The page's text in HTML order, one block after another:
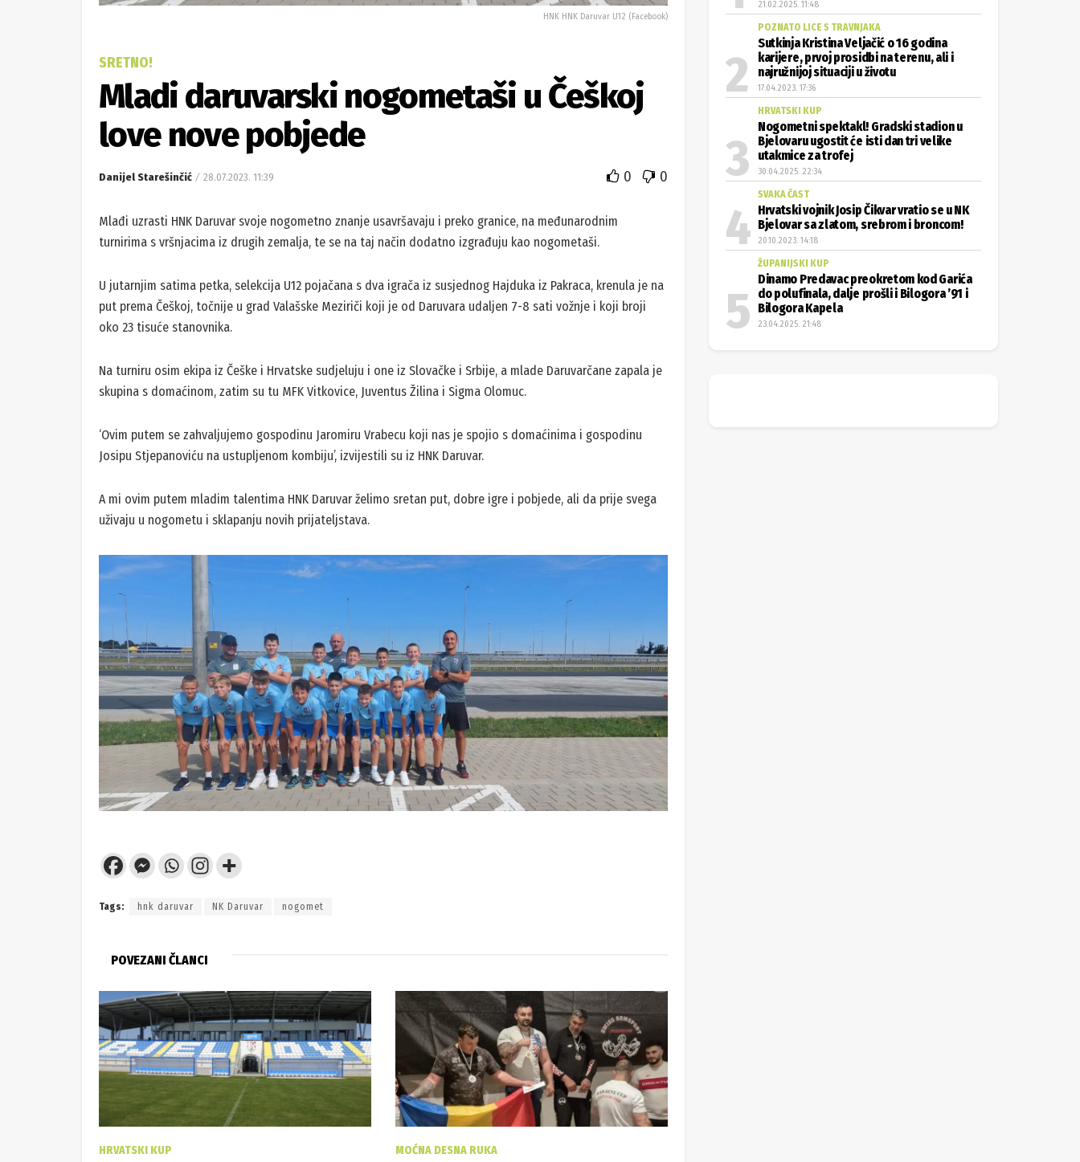
HNK HNK Daruvar U12 (Facebook)
SRETNO!
Mladi daruvarski nogometaši u Češkoj
love nove pobjede
Danijel Starešinčić 28.07.2023. 11:39 0 0
Mlađi uzrasti HNK Daruvar svoje nogometno znanje usavršavaju i preko granice, na međunarodnim
turnirima s vršnjacima iz drugih zemalja, te se na taj način dodatno izgrađuju kao nogometaši.
U jutarnjim satima petka, selekcija U12 pojačana s dva igrača iz susjednog Hajduka iz Pakraca, krenula je na
put prema Češkoj, točnije u grad Valašske Meziriči koji je od Daruvara udaljen 7-8 sati vožnje i koji broji
oko 23 tisuće stanovnika.
Na turniru osim ekipa iz Češke i Hrvatske sudjeluju i one iz Slovačke i Srbije, a mlade Daruvarčane zapala je
skupina s domaćinom, zatim su tu MFK Vitkovice, Juventus Žilina i Sigma Olomuc.
‘Ovim putem se zahvaljujemo gospodinu Jaromiru Vrabecu koji nas je spojio s domaćinima i gospodinu
Josipu Stjepanoviću na ustupljenom kombiju’, izvijestili su iz HNK Daruvar.
A mi ovim putem mladim talentima HNK Daruvar želimo sretan put, dobre igre i pobjede, ali da prije svega
uživaju u nogometu i sklapanju novih prijateljstava.
Tags: hnk daruvar NK Daruvar nogomet
POVEZANI ČLANCI
HRVATSKI KUP MOĆNA DESNA RUKA
21.02.2025. 11:48
POZNATO LICE S TRAVNJAKA
Sutkinja Kristina Veljačić o 16 godina
karijere, prvoj prosidbi na terenu, ali i
najružnijoj situaciji u životu
17.04.2023. 17:36
HRVATSKI KUP
Nogometni spektakl! Gradski stadion u
Bjelovaru ugostit će isti dan tri velike
utakmice za trofej
30.04.2025. 22:34
SVAKA ČAST
Hrvatski vojnik Josip Čikvar vratio se u NK
Bjelovar sa zlatom, srebrom i broncom!
20.10.2023. 14:18
ŽUPANIJSKI KUP
Dinamo Predavac preokretom kod Garića
do polufinala, dalje prošli i Bilogora ’91 i
Bilogora Kapela
23.04.2025. 21:48